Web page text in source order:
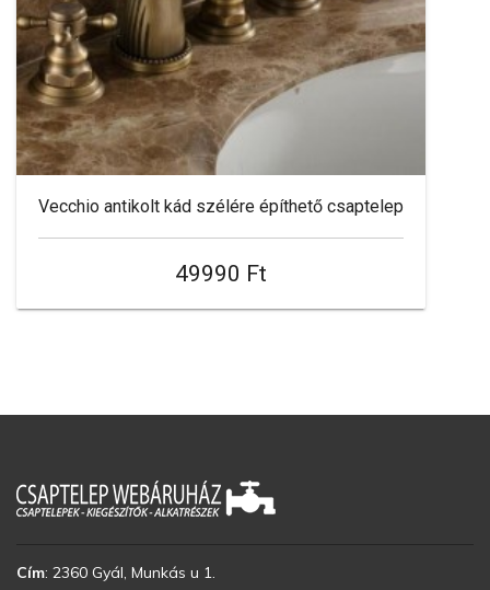
Vecchio antikolt kád szélére építhető csaptelep
49990 Ft
Cím: 2360 Gyál, Munkás u 1.